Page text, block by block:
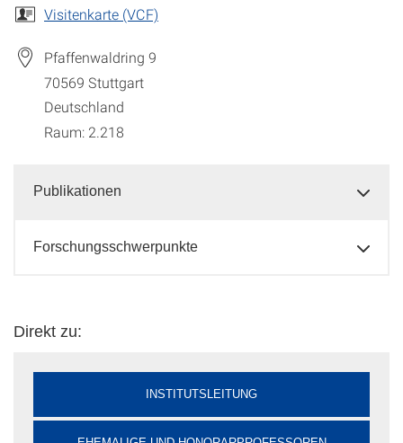
Visitenkarte (VCF)
Pfaffenwaldring 9
70569 Stuttgart
Deutschland
Raum: 2.218
Publikationen
Forschungsschwerpunkte
Direkt zu:
INSTITUTSLEITUNG